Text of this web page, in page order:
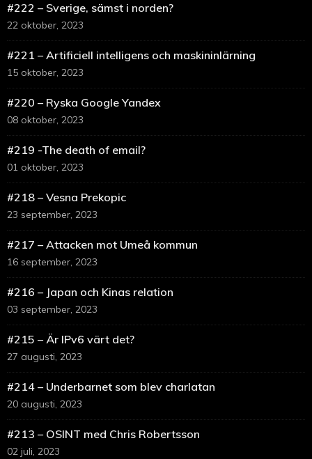
#222 – Sverige, sämst i norden?
22 oktober, 2023
#221 – Artificiell intelligens och maskininlärning
15 oktober, 2023
#220 – Ryska Google Yandex
08 oktober, 2023
#219 -The death of email?
01 oktober, 2023
#218 – Vesna Prekopic
23 september, 2023
#217 – Attacken mot Umeå kommun
16 september, 2023
#216 – Japan och Kinas relation
03 september, 2023
#215 – Är IPv6 värt det?
27 augusti, 2023
#214 – Underbarnet som blev charlatan
20 augusti, 2023
#213 – OSINT med Chris Robertsson
02 juli, 2023